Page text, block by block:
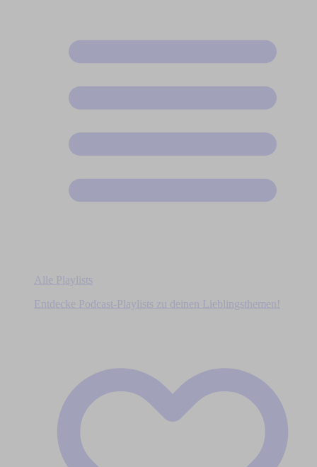
Alle Playlists
Entdecke Podcast-Playlists zu deinen Lieblingsthemen!